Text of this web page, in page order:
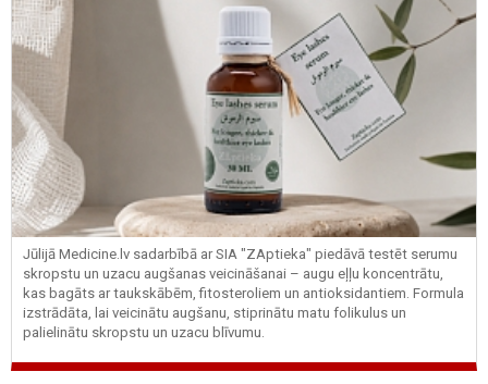
Jūlijā Medicine.lv sadarbībā ar SIA "ZAptieka" piedāvā testēt serumu
skropstu un uzacu augšanas veicināšanai – augu eļļu koncentrātu,
kas bagāts ar taukskābēm, fitosteroliem un antioksidantiem. Formula
izstrādāta, lai veicinātu augšanu, stiprinātu matu folikulus un
palielinātu skropstu un uzacu blīvumu.